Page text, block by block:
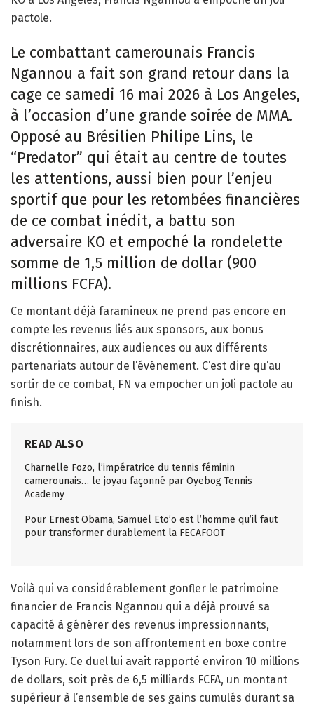
pactole.
Le combattant camerounais Francis
Ngannou a fait son grand retour dans la
cage ce samedi 16 mai 2026 à Los Angeles,
à l’occasion d’une grande soirée de MMA.
Opposé au Brésilien Philipe Lins, le
“Predator” qui était au centre de toutes
les attentions, aussi bien pour l’enjeu
sportif que pour les retombées financières
de ce combat inédit, a battu son
adversaire KO et empoché la rondelette
somme de 1,5 million de dollar (900
millions FCFA).
Ce montant déjà faramineux ne prend pas encore en
compte les revenus liés aux sponsors, aux bonus
discrétionnaires, aux audiences ou aux différents
partenariats autour de l’événement. C’est dire qu’au
sortir de ce combat, FN va empocher un joli pactole au
finish.
READ ALSO
Charnelle Fozo, l’impératrice du tennis féminin
camerounais… le joyau façonné par Oyebog Tennis
Academy
Pour Ernest Obama, Samuel Eto’o est l’homme qu’il faut
pour transformer durablement la FECAFOOT
Voilà qui va considérablement gonfler le patrimoine
financier de Francis Ngannou qui a déjà prouvé sa
capacité à générer des revenus impressionnants,
notamment lors de son affrontement en boxe contre
Tyson Fury. Ce duel lui avait rapporté environ 10 millions
de dollars, soit près de 6,5 milliards FCFA, un montant
supérieur à l’ensemble de ses gains cumulés durant sa